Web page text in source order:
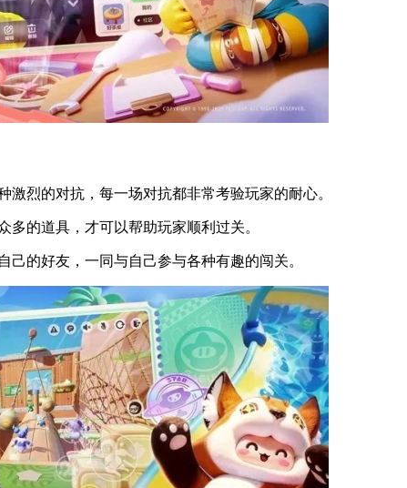
激烈的对抗，每一场对抗都非常考验玩家的耐心。
多的道具，才可以帮助玩家顺利过关。
己的好友，一同与自己参与各种有趣的闯关。